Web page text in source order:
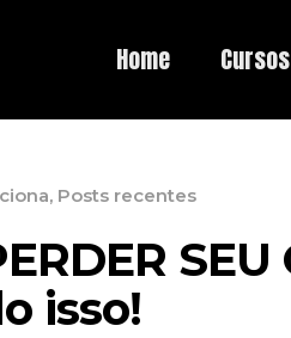
Home
, Posts recentes
SEU
isso!